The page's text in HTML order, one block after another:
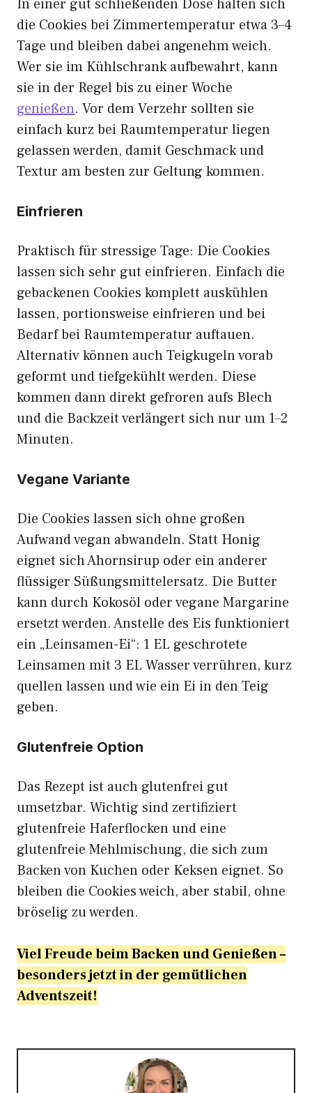
In einer gut schließenden Dose halten sich
die Cookies bei Zimmertemperatur etwa 3–4
Tage und bleiben dabei angenehm weich.
Wer sie im Kühlschrank aufbewahrt, kann
sie in der Regel bis zu einer Woche
genießen. Vor dem Verzehr sollten sie
einfach kurz bei Raumtemperatur liegen
gelassen werden, damit Geschmack und
Textur am besten zur Geltung kommen.
Einfrieren
Praktisch für stressige Tage: Die Cookies
lassen sich sehr gut einfrieren. Einfach die
gebackenen Cookies komplett auskühlen
lassen, portionsweise einfrieren und bei
Bedarf bei Raumtemperatur auftauen.
Alternativ können auch Teigkugeln vorab
geformt und tiefgekühlt werden. Diese
kommen dann direkt gefroren aufs Blech
und die Backzeit verlängert sich nur um 1–2
Minuten.
Vegane Variante
Die Cookies lassen sich ohne großen
Aufwand vegan abwandeln. Statt Honig
eignet sich Ahornsirup oder ein anderer
flüssiger Süßungsmittelersatz. Die Butter
kann durch Kokosöl oder vegane Margarine
ersetzt werden. Anstelle des Eis funktioniert
ein „Leinsamen-Ei“: 1 EL geschrotete
Leinsamen mit 3 EL Wasser verrühren, kurz
quellen lassen und wie ein Ei in den Teig
geben.
Glutenfreie Option
Das Rezept ist auch glutenfrei gut
umsetzbar. Wichtig sind zertifiziert
glutenfreie Haferflocken und eine
glutenfreie Mehlmischung, die sich zum
Backen von Kuchen oder Keksen eignet. So
bleiben die Cookies weich, aber stabil, ohne
bröselig zu werden.
Viel Freude beim Backen und Genießen –
besonders jetzt in der gemütlichen
Adventszeit!